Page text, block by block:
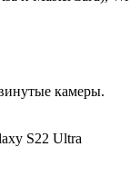
камеры.
S22 Ultra